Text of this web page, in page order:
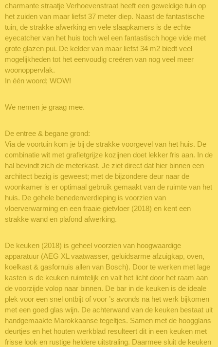
charmante straatje Verhoevenstraat heeft een geweldige tuin op
het zuiden van maar liefst 37 meter diep. Naast de fantastische
tuin, de strakke afwerking en vele slaapkamers is de echte
eyecatcher van het huis toch wel een fantastisch hoge vide met
grote glazen pui. De kelder van maar liefst 34 m2 biedt veel
mogelijkheden tot het eenvoudig creëren van nog veel meer
woonoppervlak.
In één woord; WOW!
We nemen je graag mee.
De entree & begane grond:
Via de voortuin kom je bij de strakke voorgevel van het huis. De
combinatie wit met grafietgrijze kozijnen doet lekker fris aan. In de
hal bevindt zich de meterkast. Je ziet direct dat hier binnen een
architect bezig is geweest; met de bijzondere deur naar de
woonkamer is er optimaal gebruik gemaakt van de ruimte van het
huis. De gehele benedenverdieping is voorzien van
vloerverwarming en een fraaie gietvloer (2018) en kent een
strakke wand en plafond afwerking.
De keuken (2018) is geheel voorzien van hoogwaardige
apparatuur (AEG XL vaatwasser, geluidsarme afzuigkap, oven,
koelkast & gasfornuis allen van Bosch). Door te werken met lage
kasten is de keuken ruimtelijk en valt het licht door het raam aan
de voorzijde volop naar binnen. De bar in de keuken is de ideale
plek voor een snel ontbijt of voor ’s avonds na het werk bijkomen
met een goed glas wijn. De achterwand van de keuken bestaat uit
handgemaakte Marokkaanse tegeltjes. Samen met de hoogglans
deurtjes en het houten werkblad resulteert dit in een keuken met
frisse look en rustige heldere uitstraling. Daarmee sluit de keuken